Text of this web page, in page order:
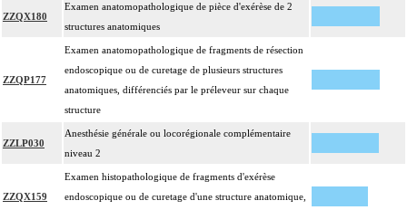
ZZQX180
Examen anatomopathologique de pièce d'exérèse de 2
structures anatomiques
ZZQP177
Examen anatomopathologique de fragments de résection
endoscopique ou de curetage de plusieurs structures
anatomiques, différenciés par le préleveur sur chaque
structure
ZZLP030
Anesthésie générale ou locorégionale complémentaire
niveau 2
ZZQX159
Examen histopathologique de fragments d'exérèse
endoscopique ou de curetage d'une structure anatomique,